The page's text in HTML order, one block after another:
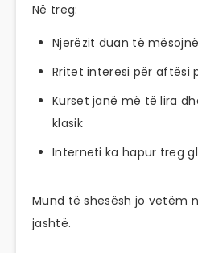
Në treg:
Njerëzit duan të
Rritet interesi për aftësi
Kurset janë më të lira
klasik
Interneti ka hapur treg
Mund të shesësh jo vetëm
jashtë.